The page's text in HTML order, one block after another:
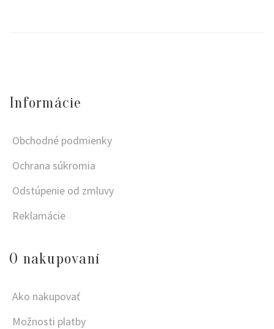
Informácie
Obchodné podmienky
Ochrana súkromia
Odstúpenie od zmluvy
Reklamácie
O nakupovaní
Ako nakupovať
Možnosti platby